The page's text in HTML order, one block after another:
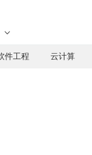

件工程 云计算